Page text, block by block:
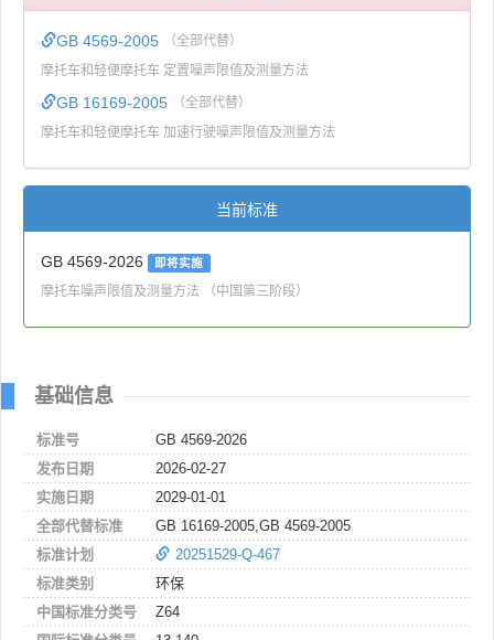
GB 4569-2005 （全部代替）
摩托车和轻便摩托车 定置噪声限值及测量方法
GB 16169-2005 （全部代替）
摩托车和轻便摩托车 加速行驶噪声限值及测量方法
当前标准
GB 4569-2026 即将实施
摩托车噪声限值及测量方法 （中国第三阶段）
基础信息
标准号
GB 4569-2026
发布日期
2026-02-27
实施日期
2029-01-01
全部代替标准
GB 16169-2005,GB 4569-2005
标准计划
20251529-Q-467
标准类别
环保
中国标准分类号
Z64